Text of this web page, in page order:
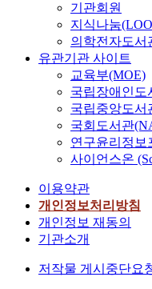
기관회원
지식나눔
의학전자도서
유관기관 사이트
교육부(MOE)
국립장애인도
국립중앙도서
국회도서관
연구윤리정보
사이언스온
이용약관
개인정보처리방침
개인정보 재동의
기관소개
저작물 게시중단요